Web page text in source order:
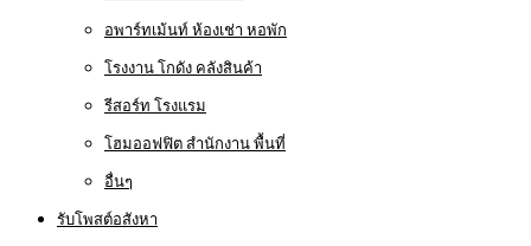
อพาร์ทเม้นท์ ห้องเช่า หอพัก
โรงงาน โกดัง คลังสินค้า
รีสอร์ท โรงแรม
โฮมออฟฟิต สำนักงาน พื้นที่
อื่นๆ
รับโพสต์อสังหา